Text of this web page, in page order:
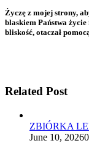
Życzę z mojej strony,
blaskiem Państwa
bliskość, otaczał
Related Post
ZBIÓRKA
June 10, 2026